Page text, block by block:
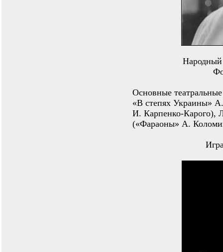
Основные
«В степях Украины»
И. Карпенко-Карого),
(«Фараоны» А.